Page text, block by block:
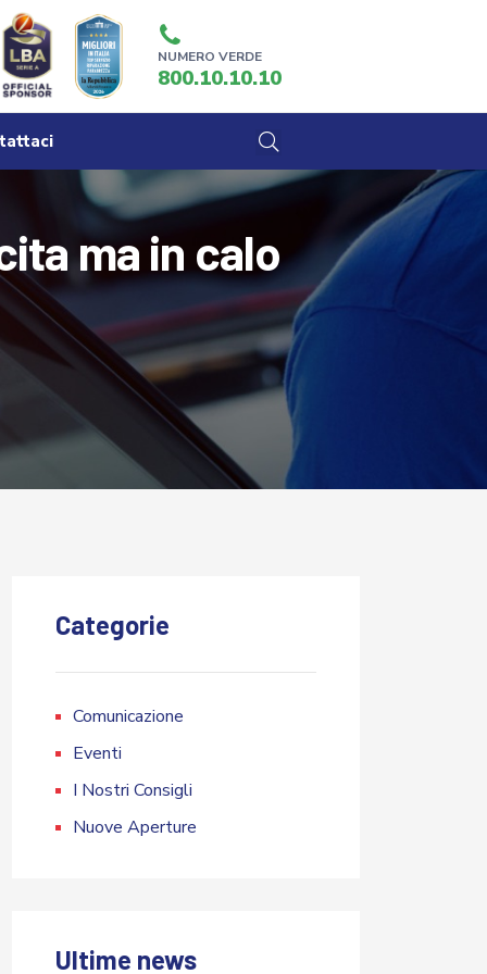
NUMERO VERDE
800.10.10.10
ma in calo
Categorie
Comunicazione
Eventi
I Nostri Consigli
Nuove Aperture
Ultime news